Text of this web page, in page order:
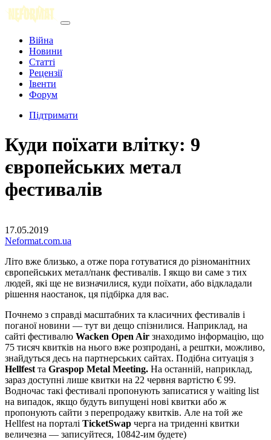
Війна
Новини
Статті
Рецензії
Івенти
Форум
Підтримати
Куди поїхати влітку: 9
європейських метал
фестивалів
17.05.2019
Neformat.com.ua
Літо вже близько, а отже пора готуватися до різноманітних
європейських метал/панк фестивалів. І якщо ви саме з тих
людей, які ще не визначилися, куди поїхати, або відкладали
рішення наостанок, ця підбірка для вас.
Почнемо з справді масштабних та класичних фестивалів і
поганої новини — тут ви дещо спізнилися. Наприклад, на
сайті фестивалю Wacken Open Air знаходимо інформацію, що
75 тисяч квитків на нього вже розпродані, а рештки, можливо,
знайдуться десь на партнерських сайтах. Подібна ситуація з
Hellfest та Graspop Metal Meeting. На останній, наприклад,
зараз доступні лише квитки на 22 червня вартістю € 99.
Водночас такі фестивалі пропонують записатися у waiting list
на випадок, якщо будуть випущені нові квитки або ж
пропонують сайти з перепродажу квитків. Але на той же
Hellfest на порталі TicketSwap черга на триденні квитки
величезна — записуйтеся, 10842-им будете)